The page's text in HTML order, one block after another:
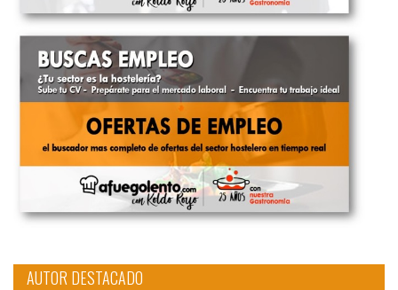
AUTOR DESTACADO